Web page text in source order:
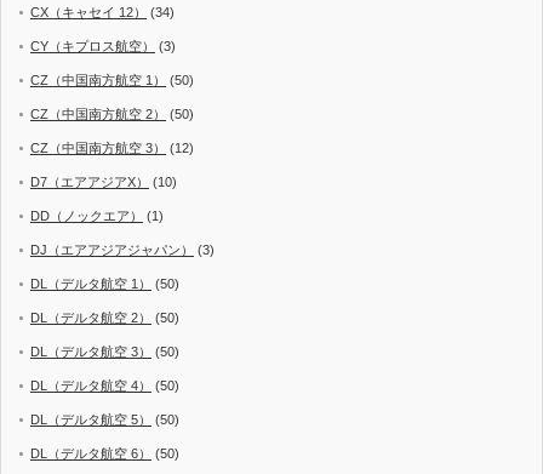
CX（キャセイ 12） (34)
CY（キプロス航空） (3)
CZ（中国南方航空 1） (50)
CZ（中国南方航空 2） (50)
CZ（中国南方航空 3） (12)
D7（エアアジアX） (10)
DD（ノックエア） (1)
DJ（エアアジアジャパン） (3)
DL（デルタ航空 1） (50)
DL（デルタ航空 2） (50)
DL（デルタ航空 3） (50)
DL（デルタ航空 4） (50)
DL（デルタ航空 5） (50)
DL（デルタ航空 6） (50)